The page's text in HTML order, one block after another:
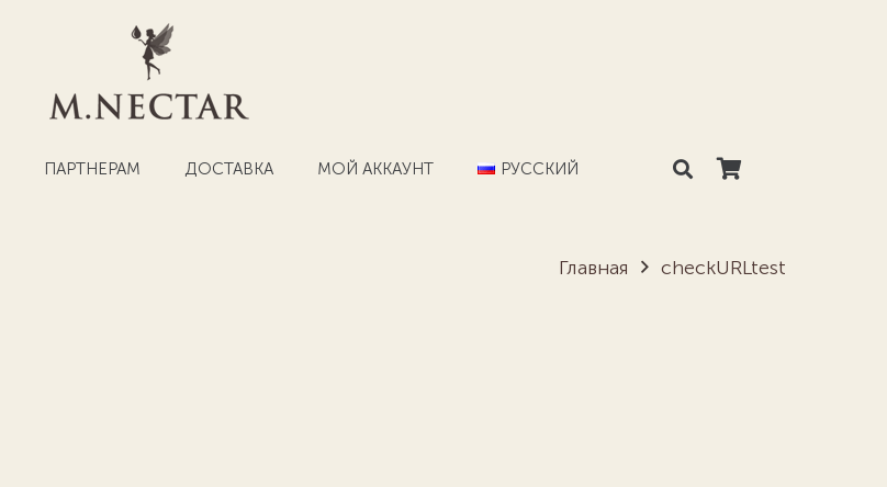
ПАРТНЕРАМ ДОСТАВКА МОЙ АККАУНТ РУССКИЙ
Главная checkURLtest